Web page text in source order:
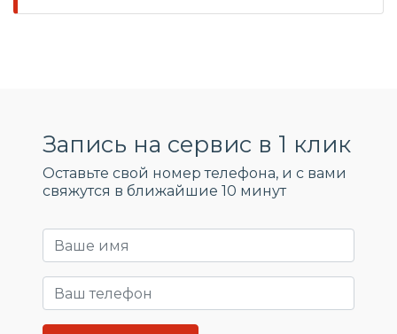
Запись на сервис в 1 клик
Оставьте свой номер телефона, и c вами
свяжутся в ближайшие 10 минут